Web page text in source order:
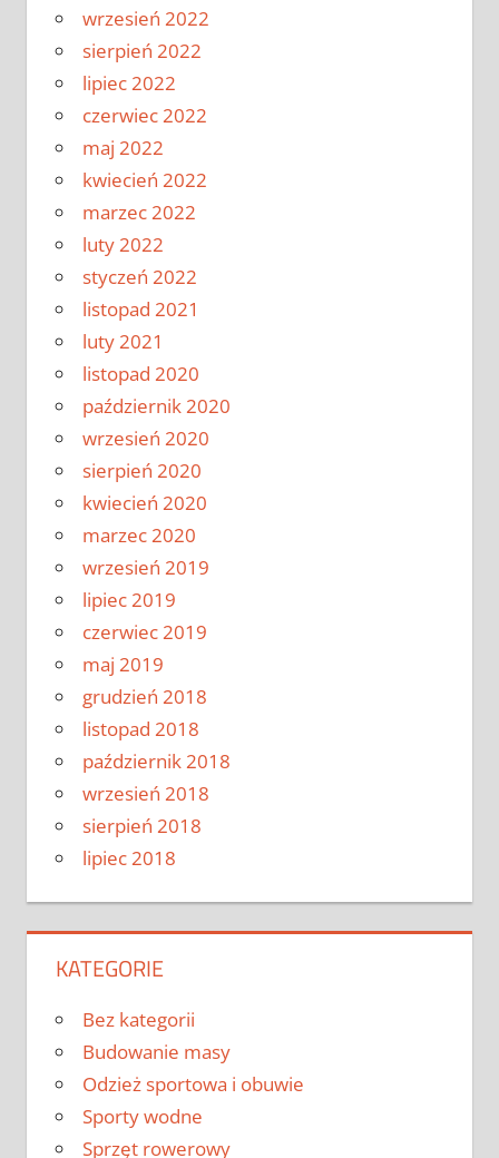
wrzesień 2022
sierpień 2022
lipiec 2022
czerwiec 2022
maj 2022
kwiecień 2022
marzec 2022
luty 2022
styczeń 2022
listopad 2021
luty 2021
listopad 2020
październik 2020
wrzesień 2020
sierpień 2020
kwiecień 2020
marzec 2020
wrzesień 2019
lipiec 2019
czerwiec 2019
maj 2019
grudzień 2018
listopad 2018
październik 2018
wrzesień 2018
sierpień 2018
lipiec 2018
KATEGORIE
Bez kategorii
Budowanie masy
Odzież sportowa i obuwie
Sporty wodne
Sprzęt rowerowy